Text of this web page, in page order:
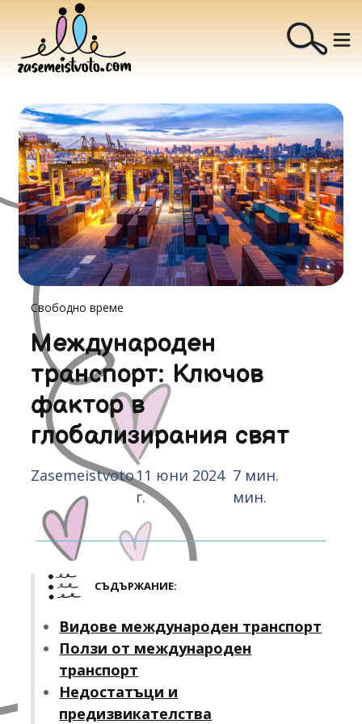
Свободно време
Международен
транспорт: Ключов
фактор в
глобализирания свят
Zasemeistvoto11 юни 2024
г.
7 мин.
мин.
СЪДЪРЖАНИЕ:
Видове международен транспорт
Ползи от международен
транспорт
Недостатъци и
предизвикателства